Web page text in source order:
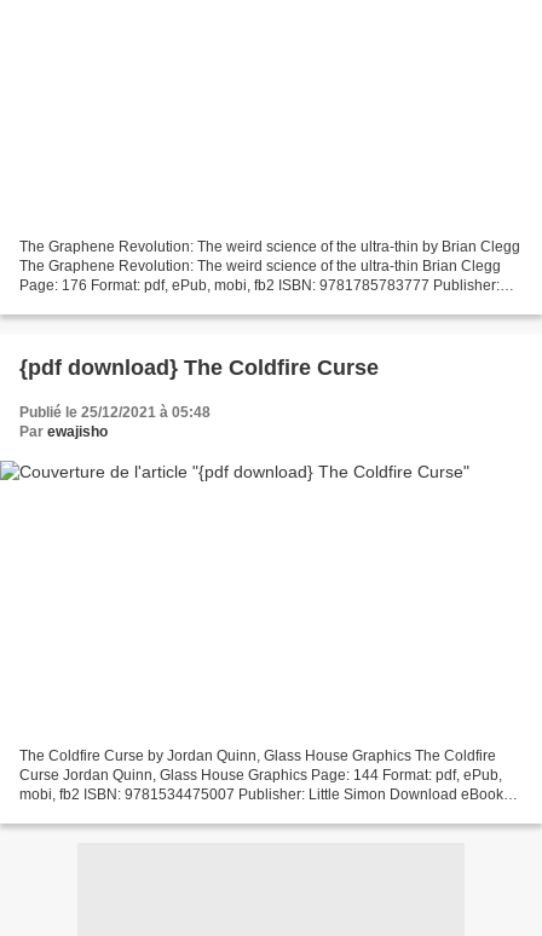
The Graphene Revolution: The weird science of the ultra-thin by Brian Clegg
The Graphene Revolution: The weird science of the ultra-thin Brian Clegg
Page: 176 Format: pdf, ePub, mobi, fb2 ISBN: 9781785783777 Publisher:
{pdf download} The Coldfire Curse
Publié le 25/12/2021 à 05:48
Par ewajisho
The Coldfire Curse by Jordan Quinn, Glass House Graphics The Coldfire
Curse Jordan Quinn, Glass House Graphics Page: 144 Format: pdf, ePub,
mobi, fb2 ISBN: 9781534475007 Publisher: Little Simon Download eBook